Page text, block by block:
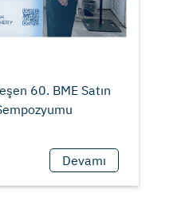
60. BME Satın
Devamı